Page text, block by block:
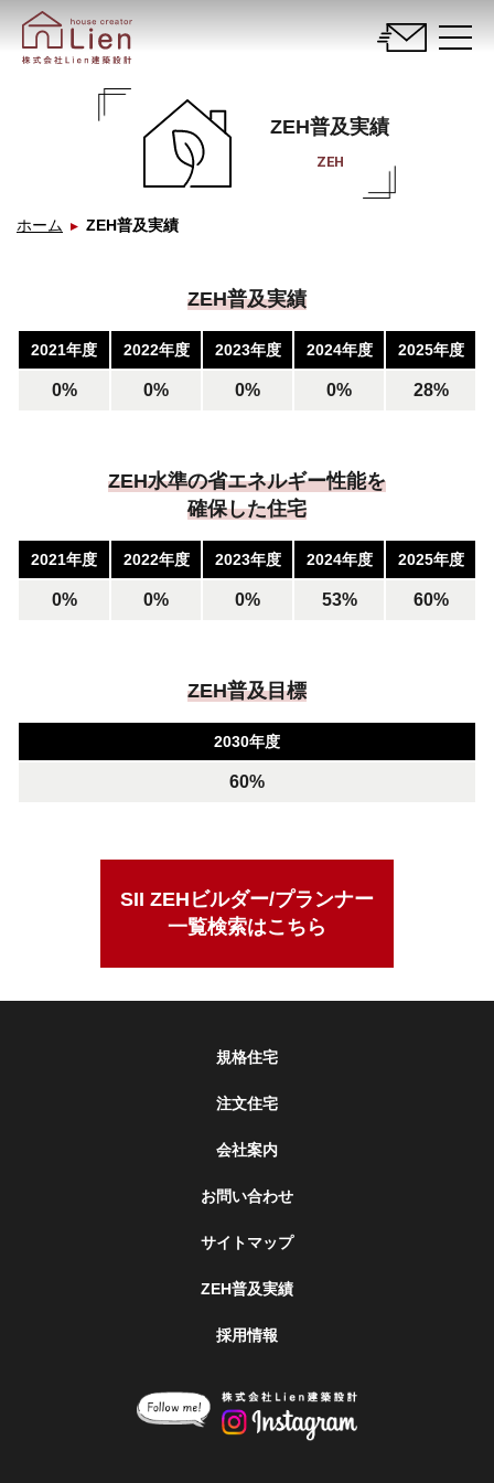
ZEH普及実績
ZEH
ホーム ZEH普及実績
ZEH普及実績
2021年度 2022年度 2023年度 2024年度 2025年度
0% 0% 0% 0% 28%
ZEH水準の省エネルギー性能を
確保した住宅
2021年度 2022年度 2023年度 2024年度 2025年度
0% 0% 0% 53% 60%
ZEH普及目標
2030年度
60%
SII ZEHビルダー/プランナー
一覧検索はこちら
規格住宅
注文住宅
会社案内
お問い合わせ
サイトマップ
ZEH普及実績
採用情報